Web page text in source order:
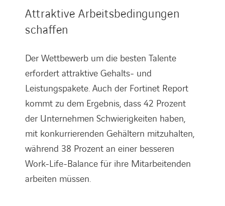
Attraktive Arbeitsbedingungen
schaffen
Der Wettbewerb um die besten Talente
erfordert attraktive Gehalts- und
Leistungspakete. Auch der Fortinet Report
kommt zu dem Ergebnis, dass 42 Prozent
der Unternehmen Schwierigkeiten haben,
mit konkurrierenden Gehältern mitzuhalten,
während 38 Prozent an einer besseren
Work-Life-Balance für ihre Mitarbeitenden
arbeiten müssen.